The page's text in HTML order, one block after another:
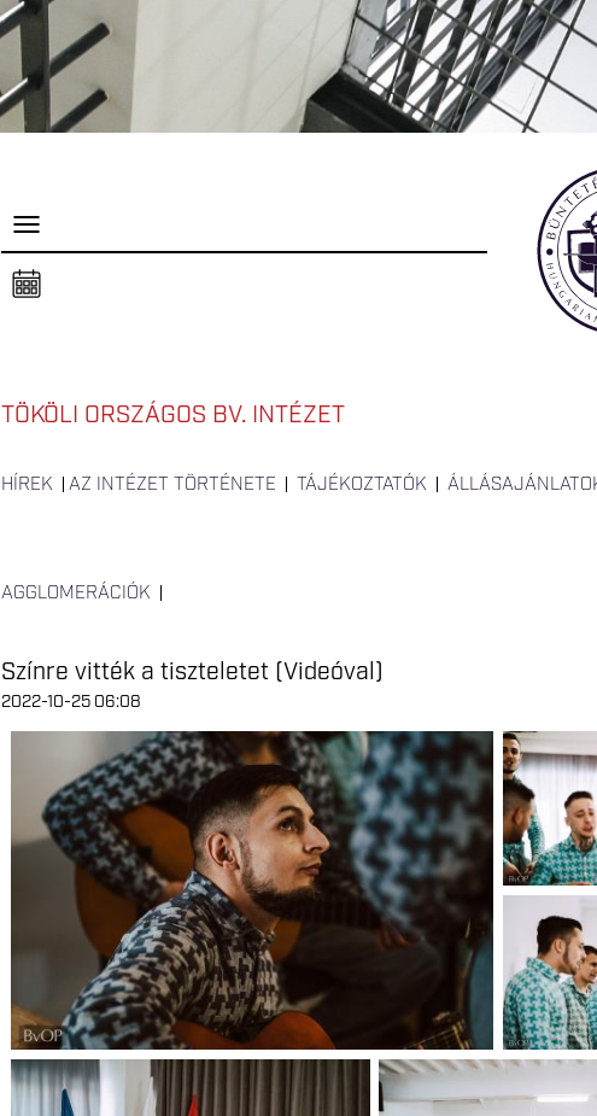
P
e
l
s
a
TÖKÖLI ORSZÁGOS BV. INTÉZET
HÍREK AZ INTÉZET TÖRTÉNETE TÁJÉKOZTATÓK
AGGLOMERÁCIÓK
Színre vitték a tiszteletet (Videóval)
2022-10-25 06:08